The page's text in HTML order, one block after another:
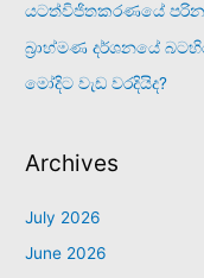
යටත්විජිතකරණයේ
බ්‍රාහ්මණ දර්ශනයේ
මෝදිට වැඩ වරදියිද?
Archives
July 2026
June 2026